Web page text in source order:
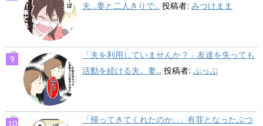
夫…妻と二人きりで... 投稿者: みつけまま
「夫を利用していませんか？」友達を失っても
活動を続ける夫。妻... 投稿者: ぷっぷ
「帰ってきてくれたのか…」有罪となったぶつ